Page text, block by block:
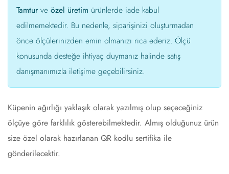
Tamtur ve özel üretim ürünlerde iade kabul
edilmemektedir. Bu nedenle, siparişinizi oluşturmadan
önce ölçülerinizden emin olmanızı rica ederiz. Ölçü
konusunda desteğe ihtiyaç duymanız halinde satış
danışmanımızla iletişime geçebilirsiniz.
Küpenin ağırlığı yaklaşık olarak yazılmış olup seçeceğiniz
ölçüye göre farklılık gösterebilmektedir. Almış olduğunuz ürün
size özel olarak hazırlanan QR kodlu sertifika ile
gönderilecektir.